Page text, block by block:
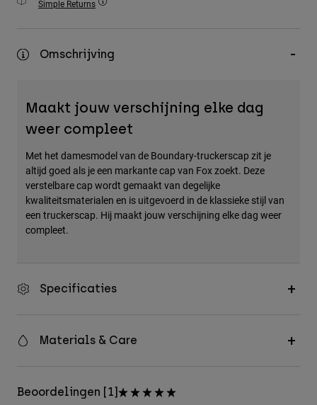
Accessories
Bags & Backpacks
Alles bekijken
Simple Returns
Omschrijving
Maakt jouw verschijning elke dag
weer compleet
Met het damesmodel van de Boundary-truckerscap zit je
altijd goed als je een markante cap van Fox zoekt. Deze
verstelbare cap wordt gemaakt van degelijke
kwaliteitsmaterialen en is uitgevoerd in de klassieke stijl van
een truckerscap. Hij maakt jouw verschijning elke dag weer
compleet.
Specificaties
Materials & Care
Beoordelingen [1]